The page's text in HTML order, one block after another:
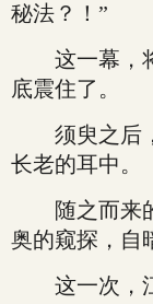
秘法？！”
这一幕，将
底震住了。
须臾之后，
长老的耳中。
随之而来的
奥的窥探，自
这一次，江